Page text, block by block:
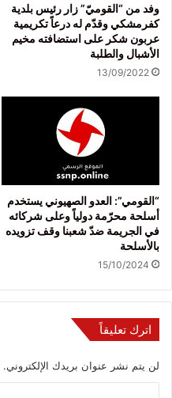
وفد من “القوميّ” زار رئيس بلدية
كفرمشكي وقدّم له درعاً تكريمية
عربون شكر على استضافته مخيم
الأشبال والطلبة
13/09/2022
“القومي”: العدو الصهيوني يستخدم
أسلحة محرّمة دولياً وعلى شركائه
في الجريمة ضدّ شعبنا وقف تزويده
بالأسلحة
15/10/2024
اترك تعليقاً
لن يتم نشر عنوان بريدك الإلكتروني.